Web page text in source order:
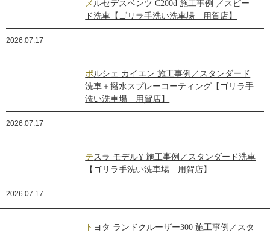
メルセデスベンツ C200d 施工事例 ／スピー
ド洗車【ゴリラ手洗い洗車場 用賀店】
2026.07.17
ポルシェ カイエン 施工事例／スタンダード
洗車＋撥水スプレーコーティング【ゴリラ手
洗い洗車場 用賀店】
2026.07.17
テスラ モデルY 施工事例／スタンダード洗車
【ゴリラ手洗い洗車場 用賀店】
2026.07.17
トヨタ ランドクルーザー300 施工事例／スタ